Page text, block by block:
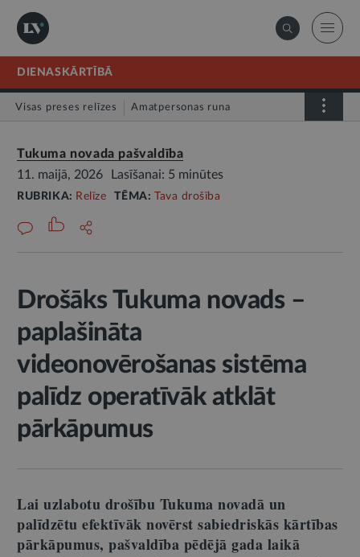
DIENASKĀRTĪBĀ
Visas preses relīzes Amatpersonas runa
Tukuma novada pašvaldība
11. maijā, 2026
Lasīšanai: 5 minūtes
RUBRIKA: Relīze TĒMA: Tava drošība
Drošāks Tukuma novads –
paplašināta
videonovērošanas sistēma
palīdz operatīvāk atklāt
pārkāpumus
Lai uzlabotu drošību Tukuma novadā un
palīdzētu efektīvāk novērst sabiedriskās kārtības
pārkāpumus, pašvaldība pēdējā gada laikā